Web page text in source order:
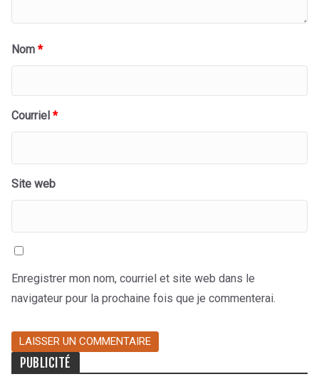
Nom *
Courriel *
Site web
Enregistrer mon nom, courriel et site web dans le
navigateur pour la prochaine fois que je commenterai.
PUBLICITÉ